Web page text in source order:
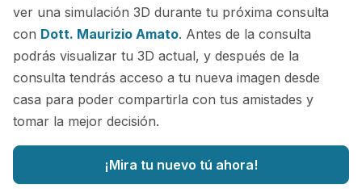
ver una simulación 3D durante tu próxima consulta
con Dott. Maurizio Amato. Antes de la consulta
podrás visualizar tu 3D actual, y después de la
consulta tendrás acceso a tu nueva imagen desde
casa para poder compartirla con tus amistades y
tomar la mejor decisión.
¡Mira tu nuevo tú ahora!